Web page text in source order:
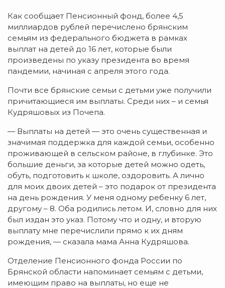
Как сообщает Пенсионный фонд, более 4,5
миллиардов рублей перечислено брянским
семьям из федерального бюджета в рамках
выплат на детей до 16 лет, которые были
произведены по указу президента во время
пандемии, начиная с апреля этого года.
Почти все брянские семьи с детьми уже получили
причитающиеся им выплаты. Среди них – и семья
Кудряшовых из Почепа.
— Выплаты на детей — это очень существенная и
значимая поддержка для каждой семьи, особенно
проживающей в сельском районе, в глубинке. Это
большие деньги, за которые детей можно одеть,
обуть, подготовить к школе, оздоровить. А лично
для моих двоих детей – это подарок от президента
на день рождения. У меня одному ребенку 6 лет,
другому – 8. Оба родились летом. И, словно для них
был издан это указ. Потому что и одну, и вторую
выплату мне перечислили прямо к их дням
рождения, — сказала мама Анна Кудряшова.
Отделение Пенсионного фонда России по
Брянской области напоминает семьям с детьми,
имеющим право на выплаты, но еще не